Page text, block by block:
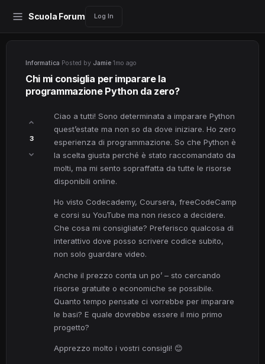
Scuola Forum Log In
Informatica Posted by Jamie 1mo ago
Chi mi consiglia per imparare la
programmazione Python da zero?
3
Ciao a tutti! Sono determinata a imparare Python
quest’estate ma non so da dove iniziare. Ho zero
esperienza di programmazione. So che Python è
la scelta giusta perché è stato raccomandato da
molti, ma mi sento sopraffatta da tutte le risorse
disponibili online.
Ho visto Codecademy, Coursera, freeCodeCamp
e corsi su YouTube ma non riesco a decidere.
Che cosa mi consigliate? Preferisco qualcosa di
interattivo dove posso scrivere codice subito,
non solo guardare video.
Anche il prezzo conta un po’ – sto cercando
risorse gratuite o economiche se possibile.
Quanto tempo pensate ci vorrebbe per imparare
le basi? E quale dovrebbe essere il mio primo
progetto?
Apprezzo molto i vostri consigli! 😊